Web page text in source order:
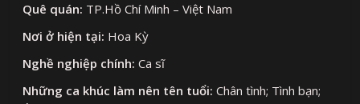
Quê quán: TP.Hồ Chí Minh – Việt Nam
Nơi ở hiện tại: Hoa Kỳ
Nghề nghiệp chính: Ca sĩ
Những ca khúc làm nên tên tuổi: Chân tình; Tình bạn;